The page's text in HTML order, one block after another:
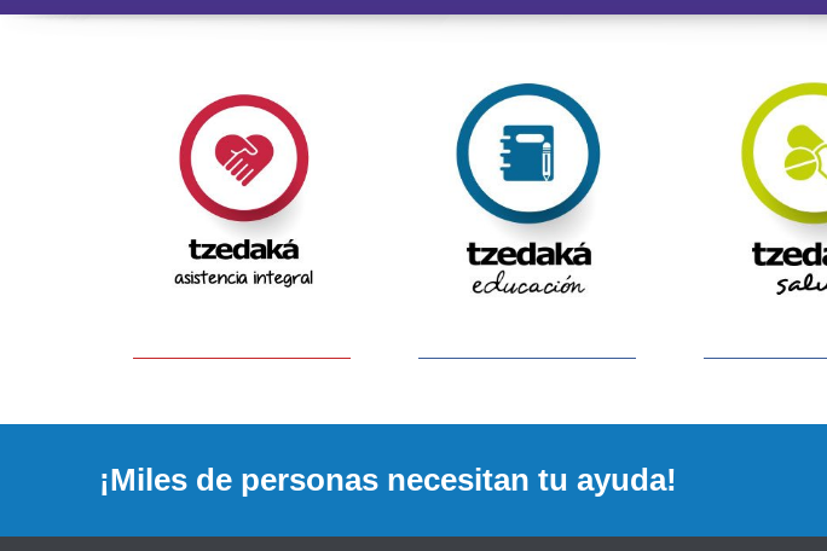
¡Miles de personas necesitan tu ayuda!